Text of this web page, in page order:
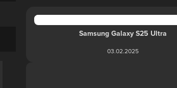
Samsung Galaxy S25 Ultra
03.02.2025